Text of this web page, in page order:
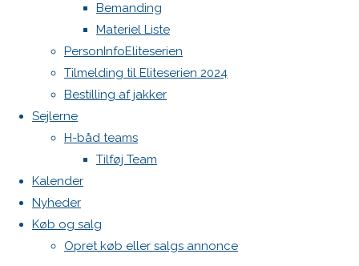
Bemanding
Materiel Liste
PersonInfoEliteserien
Tilmelding til Eliteserien 2024
Bestilling af jakker
Sejlerne
H-båd teams
Tilføj Team
Kalender
Nyheder
Køb og salg
Opret køb eller salgs annonce
90ED-
47AF-
9372-
4615626A0FBA
Læs mere
9372-